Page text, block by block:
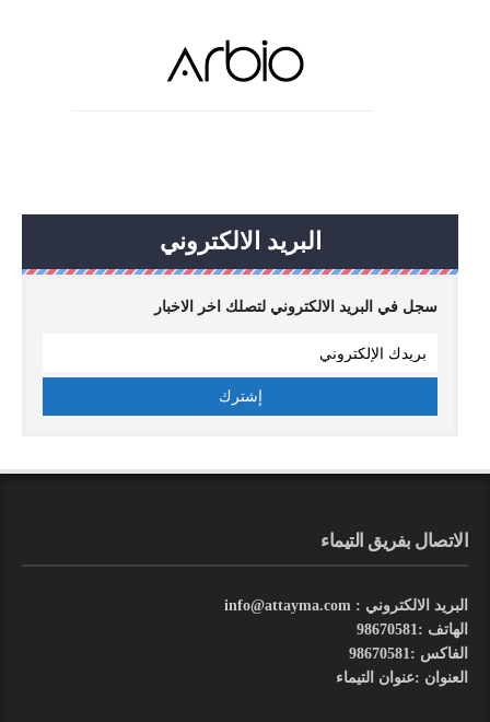
البريد الالكتروني
سجل في البريد الالكتروني لتصلك اخر الاخبار
الاتصال بفريق التيماء
البريد الالكتروني : info@attayma.com
الهاتف :98670581
الفاكس :98670581
العنوان :عنوان التيماء